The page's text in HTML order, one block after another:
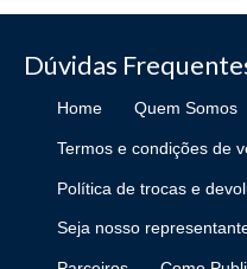
Dúvidas
Home Quem Somos
Termos e condições de
Política de trocas e
Seja nosso